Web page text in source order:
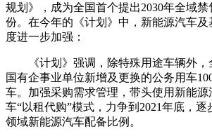
规划》，成为全国首个提出2030年全域
份。在今年的《计划》中，新能源汽车及
度进一步加强：
《计划》强调，除特殊用途车辆外，
国有企事业单位新增及更换的公务用车
车。加强采购需求管理，带头使用新能
车“以租代购”模式，力争到2021年底，
领域新能源汽车配备比例。